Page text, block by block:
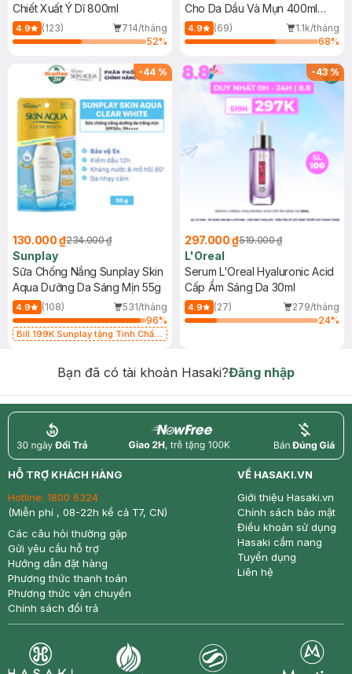
Chiết Xuất Ý Dĩ 800ml
4.9 (123)
714/tháng
52%
Cho Da Dầu Và Mụn 400ml
(Mới)
4.9 (69)
1.1k/tháng
68%
-44 %
130.000 ₫234.000 ₫
Sunplay
Sữa Chống Nắng Sunplay Skin
Aqua Dưỡng Da Sáng Mịn 55g
4.9 (108)
531/tháng
96%
Bill 199K Sunplay tặng Tinh Chất
-43%
297.000 ₫519.000 ₫
L'Oreal
Serum L'Oreal Hyaluronic Acid
Cấp Ẩm Sáng Da 30ml
4.9 (27)
279/tháng
24%
Bạn đã có tài khoản Hasaki?Đăng nhập
return nowfree price
HỖ TRỢ KHÁCH HÀNG
Hotline: 1800 6324
(Miễn phí , 08-22h kể cả T7, CN)
Các câu hỏi thường gặp
Gửi yêu cầu hỗ trợ
Hướng dẫn đặt hàng
Phương thức thanh toán
Phương thức vận chuyển
Chính sách đổi trả
VỀ HASAKI.VN
Giới thiệu Hasaki.vn
Chính sách bảo mật
Điều khoản sử dụng
Hasaki cẩm nang
Tuyển dụng
Liên hệ